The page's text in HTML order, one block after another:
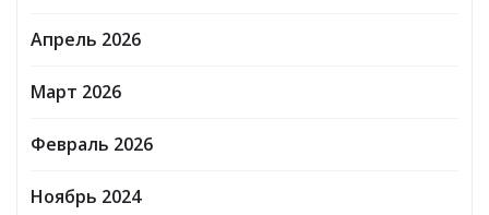
Апрель 2026
Март 2026
Февраль 2026
Ноябрь 2024